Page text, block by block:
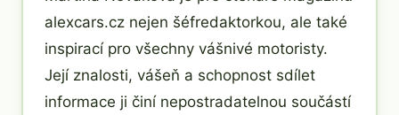
alexcars.cz nejen šéfredaktorkou, ale také
inspirací pro všechny vášnivé motoristy.
Její znalosti, vášeň a schopnost sdílet
informace ji činí nepostradatelnou součástí